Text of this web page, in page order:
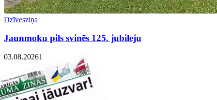
Dzīvesziņa
Jaunmoku pils svinēs 125. jubileju
03.08.20261